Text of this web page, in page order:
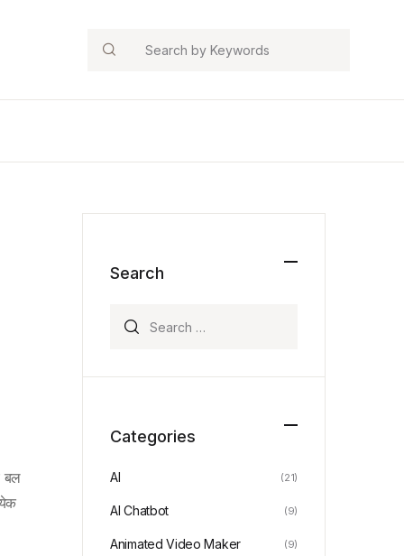
Search
बल
Search
Categories
AI (21)
AI Chatbot (9)
Animated Video Maker (9)